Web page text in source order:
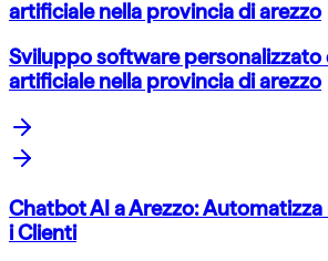
artificiale nella provincia di arezzo
Sviluppo software personalizzato
artificiale nella provincia di arezzo
Chatbot AI a Arezzo:
i Clienti